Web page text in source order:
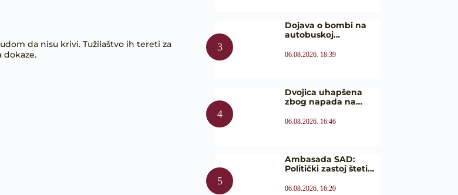
da nisu krivi. Tužilaštvo ih tereti za
dokaze.
Dojava o bombi na
autobuskoj…
06.08.2026. 18:39
Dvojica uhapšena
zbog napada na…
06.08.2026. 16:46
Ambasada SAD:
Politički zastoj šteti…
06.08.2026. 16:20